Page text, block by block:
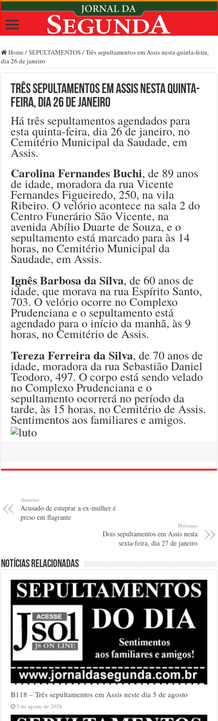
Home /SEPULTAMENTOS/Três sepultamentos em Assis nesta quinta-feira,
dia 26 de janeiro
Três sepultamentos em Assis nesta quinta-
feira, dia 26 de janeiro
Há três sepultamentos agendados para
esta quinta-feira, dia 26 de janeiro, no
Cemitério Municipal da Saudade, em
Assis.
Carolina Fernandes Buchi, de 89 anos
de idade, moradora da rua Vicente
Fernandes Figueiredo, 250, na vila
Ribeiro. O velório acontece na sala 2 do
Centro Funerário São Vicente, na
avenida Abílio Duarte de Souza, e o
sepultamento está marcado para às 14
horas, no Cemitério Municipal da
Saudade, em Assis.
Ignês Barbosa da Silva, de 60 anos de
idade, que morava na rua Espírito Santo,
703. O velório ocorre no Complexo
Prudenciana e o sepultamento está
agendado para o início da manhã, às 9
horas, no Cemitério de Assis.
Tereza Ferreira da Silva, de 70 anos de
idade, moradora da rua Sebastião Daniel
Teodoro, 497. O corpo está sendo velado
no Complexo Prudenciana e o
sepultamento ocorrerá no período da
tarde, às 15 horas, no Cemitério de Assis.
Sentimentos aos familiares e amigos.
Anterior
Acusado de estuprar a ex-mulher é
preso em flagrante
Próximo
Dois sepultamentos em Assis nesta
sexta-feira, dia 27 de janeiro
Notícias relacionadas
B118 – Três sepultamentos em Assis neste dia 5 de agosto
5 de agosto de 2026